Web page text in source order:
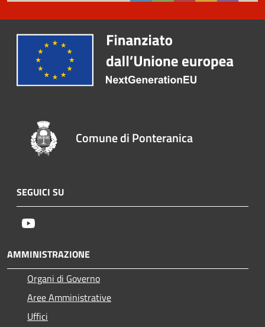
Comune di Ponteranica
SEGUICI SU
AMMINISTRAZIONE
Organi di Governo
Aree Amministrative
Uffici